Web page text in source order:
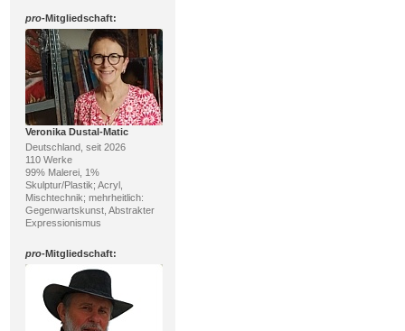
pro-Mitgliedschaft:
Veronika Dustal-Matic
Deutschland, seit 2026
110 Werke
99% Malerei, 1%
Skulptur/Plastik; Acryl,
Mischtechnik; mehrheitlich:
Gegenwartskunst, Abstrakter
Expressionismus
pro-Mitgliedschaft: